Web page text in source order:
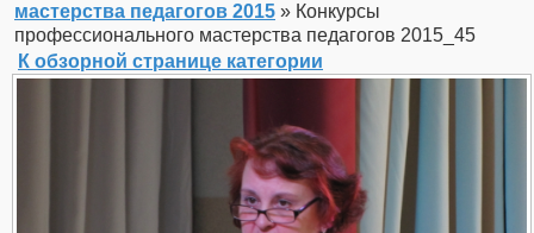
мастерства педагогов 2015 » Конкурсы
профессионального мастерства педагогов 2015_45
К обзорной странице категории